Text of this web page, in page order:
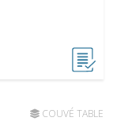
COUVÉ TABLE